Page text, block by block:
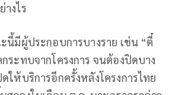
งไร
นี้มีผู้ประกอบการบางราย เช่น “ตี๋
ระทบจากโครงการ จนต้องปิดบาง
ให้บริการอีกครั้งหลังโครงการไทย